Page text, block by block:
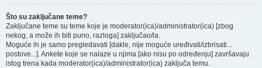
Što su zaključane teme?
Zaključane teme su teme koje je moderator(ica)/administrator(ica) [zbog
nekog, a može ih biti puno, razloga] zaključao/la.
Moguće ih je samo pregledavati [dakle, nije moguće uređivati/izbrisati...
postove...]. Ankete koje se nalaze u njima [ako nisu po određenju] završavaju
istog trena kada moderator(ica)/administrator(ica) zaključa temu.